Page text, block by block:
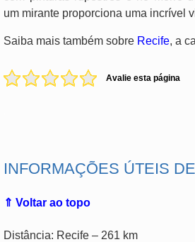
um mirante proporciona uma incrível
Saiba mais também sobre Recife, a
Avalie esta página
INFORMAÇÕES ÚTEIS
⇑ Voltar ao topo
Distância: Recife – 261 km